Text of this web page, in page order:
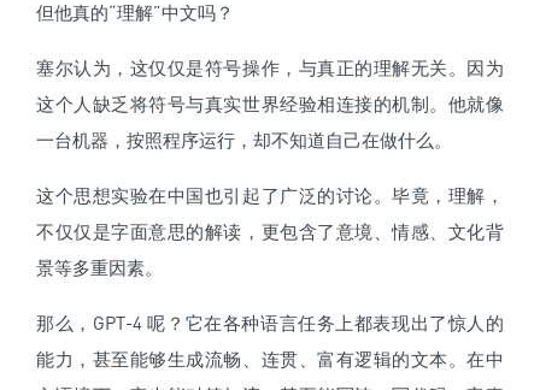
但他真的“理解”中文吗？
塞尔认为，这仅仅是符号操作，与真正的理解无关。因为
这个人缺乏将符号与真实世界经验相连接的机制。他就像
一台机器，按照程序运行，却不知道自己在做什么。
这个思想实验在中国也引起了广泛的讨论。毕竟，理解，
不仅仅是字面意思的解读，更包含了意境、情感、文化背
景等多重因素。
那么，GPT-4 呢？它在各种语言任务上都表现出了惊人的
能力，甚至能够生成流畅、连贯、富有逻辑的文本。在中